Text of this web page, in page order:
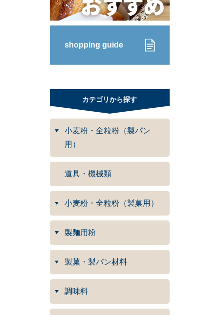
shopping guide
カテゴリから探す
小麦粉・全粒粉（製パン
用）
道具・機械類
小麦粉・全粒粉（製菓用）
製麺用粉
製菓・製パン材料
調味料